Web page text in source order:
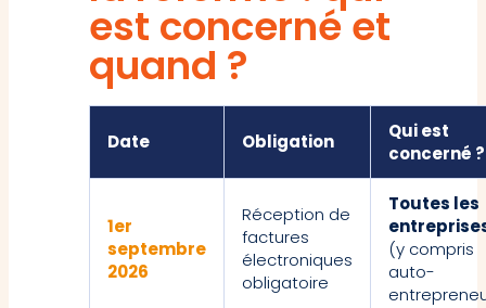
est concerné et
quand ?
Date Obligation
Qui est
concerné ?
1er
septembre
2026
Réception de
factures
électroniques
obligatoire
Toutes les
(y compris
auto-